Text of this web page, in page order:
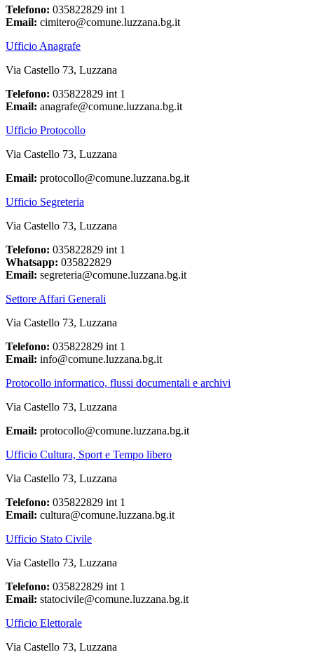
Telefono: 035822829 int 1
Email: cimitero@comune.luzzana.bg.it
Ufficio Anagrafe
Via Castello 73, Luzzana
Telefono: 035822829 int 1
Email: anagrafe@comune.luzzana.bg.it
Ufficio Protocollo
Via Castello 73, Luzzana
Email: protocollo@comune.luzzana.bg.it
Ufficio Segreteria
Via Castello 73, Luzzana
Telefono: 035822829 int 1
Whatsapp: 035822829
Email: segreteria@comune.luzzana.bg.it
Settore Affari Generali
Via Castello 73, Luzzana
Telefono: 035822829 int 1
Email: info@comune.luzzana.bg.it
Protocollo informatico, flussi documentali e archivi
Via Castello 73, Luzzana
Email: protocollo@comune.luzzana.bg.it
Ufficio Cultura, Sport e Tempo libero
Via Castello 73, Luzzana
Telefono: 035822829 int 1
Email: cultura@comune.luzzana.bg.it
Ufficio Stato Civile
Via Castello 73, Luzzana
Telefono: 035822829 int 1
Email: statocivile@comune.luzzana.bg.it
Ufficio Elettorale
Via Castello 73, Luzzana